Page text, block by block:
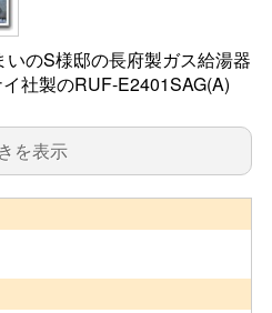
のS様邸の長府製ガス給湯器
社製のRUF-E2401SAG(A)
を表示